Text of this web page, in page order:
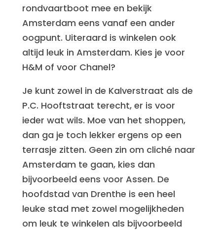
rondvaartboot mee en bekijk
Amsterdam eens vanaf een ander
oogpunt. Uiteraard is winkelen ook
altijd leuk in Amsterdam. Kies je voor
H&M of voor Chanel?
Je kunt zowel in de Kalverstraat als de
P.C. Hooftstraat terecht, er is voor
ieder wat wils. Moe van het shoppen,
dan ga je toch lekker ergens op een
terrasje zitten. Geen zin om cliché naar
Amsterdam te gaan, kies dan
bijvoorbeeld eens voor Assen. De
hoofdstad van Drenthe is een heel
leuke stad met zowel mogelijkheden
om leuk te winkelen als bijvoorbeeld